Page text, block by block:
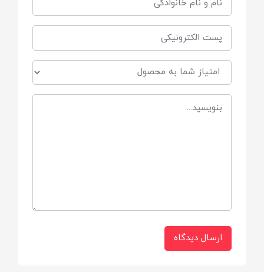
قنداق
بالش فرم دهی
ابعاد
ابعاد تشک 53 ×80 سانتی متر
مخمل نرم
ارسال دیدگاه